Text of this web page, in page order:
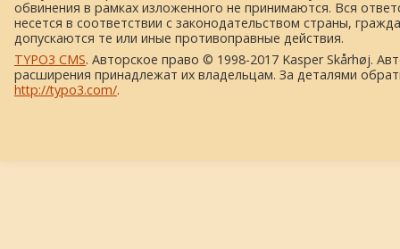
обвинения в рамках изложенного не принимаются. Вся
несется в соответствии с законодательством страны,
допускаются те или иные противоправные действия.
TYPO3 CMS. Авторское право © 1998-2017 Kasper Skårhøj.
расширения принадлежат их владельцам. За деталями
http://typo3.com/.